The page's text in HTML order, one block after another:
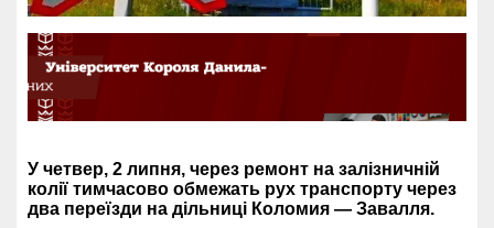
У четвер, 2 липня, через ремонт на залізничній
колії тимчасово обмежать рух транспорту через
два переїзди на дільниці Коломия — Завалля.